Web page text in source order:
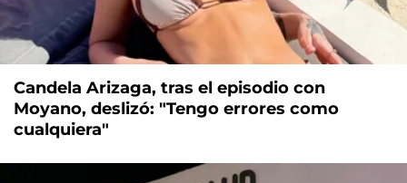
Candela Arizaga, tras el episodio con
Moyano, deslizó: "Tengo errores como
cualquiera"